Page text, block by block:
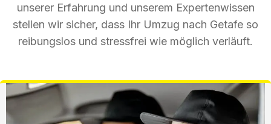
unserer Erfahrung und unserem Expertenwissen
stellen wir sicher, dass Ihr Umzug nach Getafe so
reibungslos und stressfrei wie möglich verläuft.